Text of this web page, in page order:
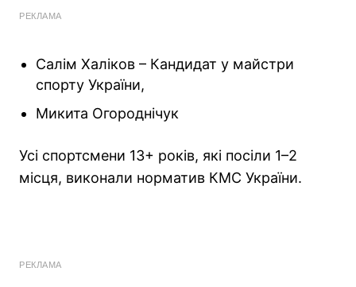
РЕКЛАМА
Салім Халіков – Кандидат у майстри
спорту України,
Микита Огороднічук
Усі спортсмени 13+ років, які посіли 1–2
місця, виконали норматив КМС України.
РЕКЛАМА